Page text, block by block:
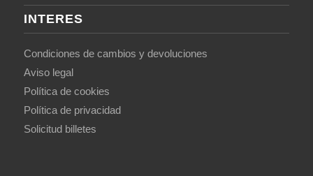
INTERES
Condiciones de cambios y devoluciones
Aviso legal
Política de cookies
Política de privacidad
Solicitud billetes